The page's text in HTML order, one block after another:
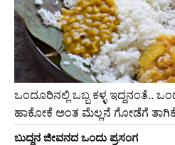
ಒಂದೂರಿನಲ್ಲಿ ಒಬ್ಬ ಕಳ್ಳ ಇದ್ದನಂತೆ..
ಹಾಕೋಕೆ ಅಂತ ಮೆಲ್ಲನೆ ಗೋಡೆಗೆ
ಬುದ್ದನ ಜೀವನದ ಒಂದು ಪ್ರಸಂಗ